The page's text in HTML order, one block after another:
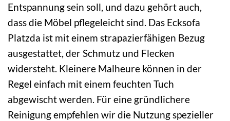
Entspannung sein soll, und dazu gehört auch,
dass die Möbel pflegeleicht sind. Das Ecksofa
Platzda ist mit einem strapazierfähigen Bezug
ausgestattet, der Schmutz und Flecken
widersteht. Kleinere Malheure können in der
Regel einfach mit einem feuchten Tuch
abgewischt werden. Für eine gründlichere
Reinigung empfehlen wir die Nutzung spezieller